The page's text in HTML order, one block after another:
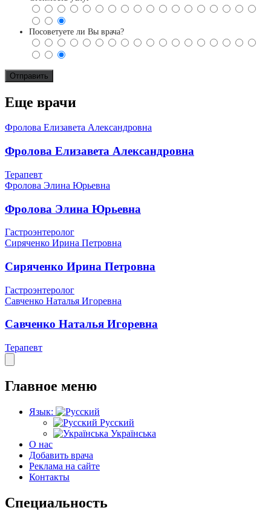
Посоветуете ли Вы врача?
Еще врачи
Фролова Елизавета Александровна
Фролова Елизавета Александровна
Терапевт
Фролова Элина Юрьевна
Фролова Элина Юрьевна
Гастроэнтеролог
Сиряченко Ирина Петровна
Сиряченко Ирина Петровна
Гастроэнтеролог
Савченко Наталья Игоревна
Савченко Наталья Игоревна
Терапевт
Главное меню
Язык:
Русский
Українська
О нас
Добавить врача
Реклама на сайте
Контакты
Специальность